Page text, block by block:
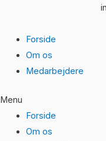
indholdetForside
Om os
Medarbejdere
Menu
Forside
Om os